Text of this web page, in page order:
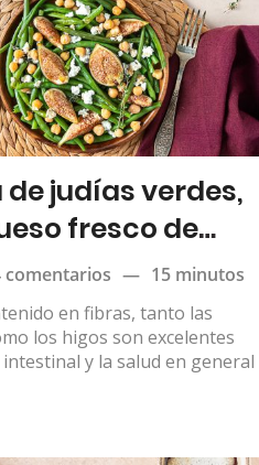
judías verdes,
fresco de
comentarios — 15 minutos
en fibras, tanto las
los higos son excelentes
y la salud en general